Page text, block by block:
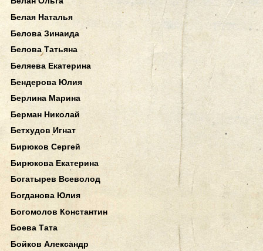
Белая Наталья
Белова Зинаида
Белова Татьяна
Беляева Екатерина
Бендерова Юлия
Берлина Марина
Берман Николай
Бетхудов Игнат
Бирюков Сергей
Бирюкова Екатерина
Богатырев Всеволод
Богданова Юлия
Богомолов Константин
Боева Тата
Бойков Александр